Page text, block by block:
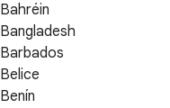
Bahréin
Bangladesh
Barbados
Belice
Benín